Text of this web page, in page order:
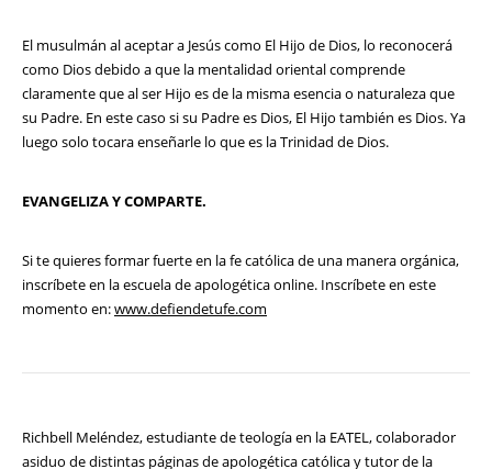
El musulmán al aceptar a Jesús como El Hijo de Dios, lo reconocerá
como Dios debido a que la mentalidad oriental comprende
claramente que al ser Hijo es de la misma esencia o naturaleza que
su Padre. En este caso si su Padre es Dios, El Hijo también es Dios. Ya
luego solo tocara enseñarle lo que es la Trinidad de Dios.
EVANGELIZA Y COMPARTE.
Si te quieres formar fuerte en la fe católica de una manera orgánica,
inscríbete en la escuela de apologética online. Inscríbete en este
momento en:www.defiendetufe.com
Richbell Meléndez, estudiante de teología en la EATEL, colaborador
asiduo de distintas páginas de apologética católica y tutor de la